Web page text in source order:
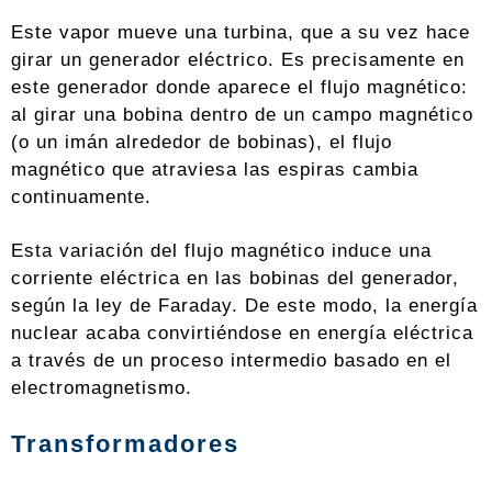
Este vapor mueve una turbina, que a su vez hace
girar un generador eléctrico. Es precisamente en
este generador donde aparece el flujo magnético:
al girar una bobina dentro de un campo magnético
(o un imán alrededor de bobinas), el flujo
magnético que atraviesa las espiras cambia
continuamente.
Esta variación del flujo magnético induce una
corriente eléctrica en las bobinas del generador,
según la ley de Faraday. De este modo, la energía
nuclear acaba convirtiéndose en energía eléctrica
a través de un proceso intermedio basado en el
electromagnetismo.
Transformadores